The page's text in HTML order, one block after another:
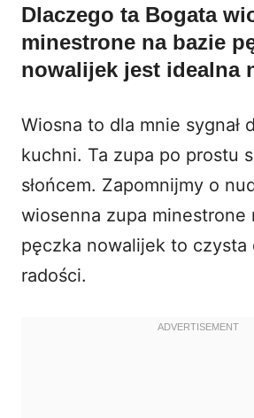
Dlaczego ta Bogata
minestrone na bazie
nowalijek jest idealna
Wiosna to dla mnie sygnał
kuchni. Ta zupa po prostu
słońcem. Zapomnijmy o
wiosenna zupa minestrone
pęczka nowalijek to czysta
radości.